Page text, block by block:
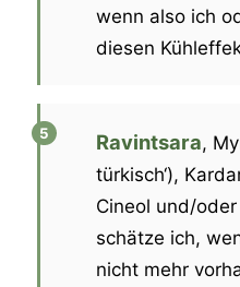
wenn also ich
diesen
Ravintsara,
türkisch‘),
Cineol und/
schätze ich,
nicht mehr